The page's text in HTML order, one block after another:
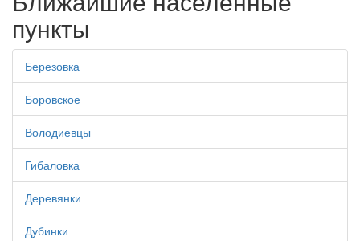
пункты
Березовка
Боровское
Володиевцы
Гибаловка
Деревянки
Дубинки